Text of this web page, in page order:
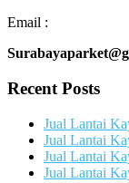
Email :
Recent Posts
Jual Lantai
Jual Lantai
Jual Lantai
Jual Lantai